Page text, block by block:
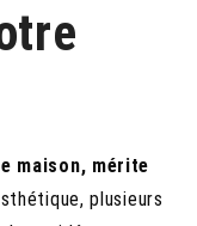
maison, mérite
plusieurs